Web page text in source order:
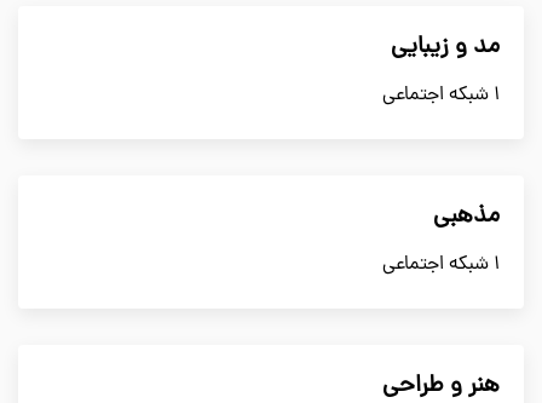
مد و زیبایی
1 شبکه اجتماعی
مذهبی
1 شبکه اجتماعی
هنر و طراحی